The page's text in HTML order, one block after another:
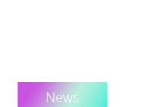
News